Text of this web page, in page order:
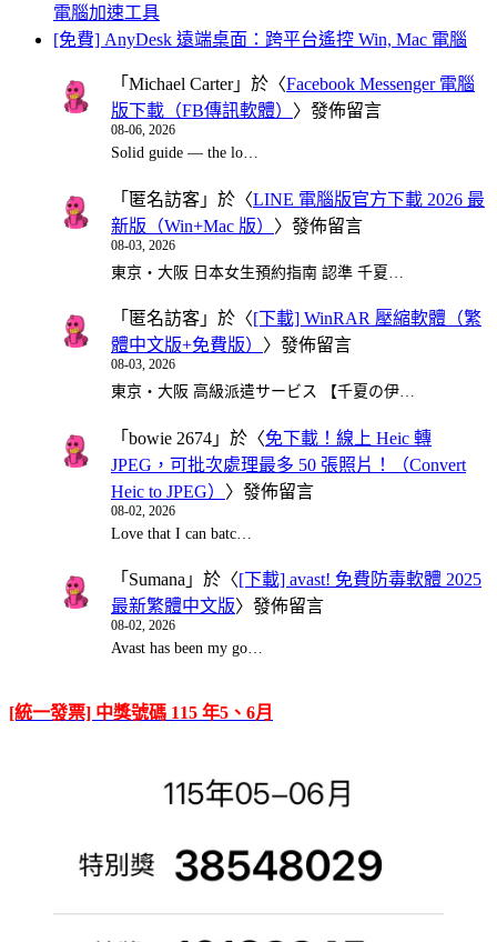
電腦加速工具
[免費] AnyDesk 遠端桌面：跨平台遙控 Win, Mac 電腦
「 Michael Carter」於〈Facebook Messenger 電腦
版下載（FB傳訊軟體） 〉發佈留言
08-06, 2026
Solid guide — the lo…
「 匿名訪客 」於〈LINE 電腦版官方下載 2026 最
新版（Win+Mac 版） 〉發佈留言
08-03, 2026
東京・大阪 日本女生預約指南 認準 千夏…
「 匿名訪客 」於〈[下載] WinRAR 壓縮軟體（繁
體中文版+免費版） 〉發佈留言
08-03, 2026
東京・大阪 高級派遣サービス 【千夏の伊…
「 bowie 2674 」於〈免下載！線上 Heic 轉
JPEG，可批次處理最多 50 張照片！（Convert
Heic to JPEG） 〉發佈留言
08-02, 2026
Love that I can batc…
「 Sumana 」於〈[下載] avast! 免費防毒軟體 2025
最新繁體中文版〉發佈留言
08-02, 2026
Avast has been my go…
[統一發票] 中獎號碼 115 年5、6月